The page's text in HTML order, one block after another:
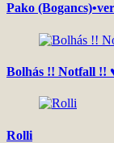
Pako
Bolhás !! Notfall !!
Rolli